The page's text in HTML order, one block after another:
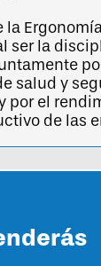
la
ser la
salud y
por el
de las